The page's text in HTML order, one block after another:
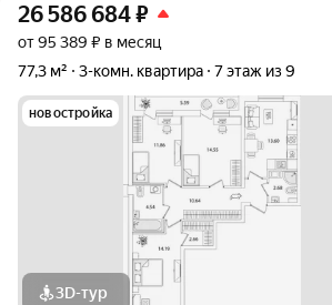
26 586 684₽
от 95 389 ₽ в месяц
77,3 м²
3-комн. квартира 7 этаж из 9
новостройка
3D-тур